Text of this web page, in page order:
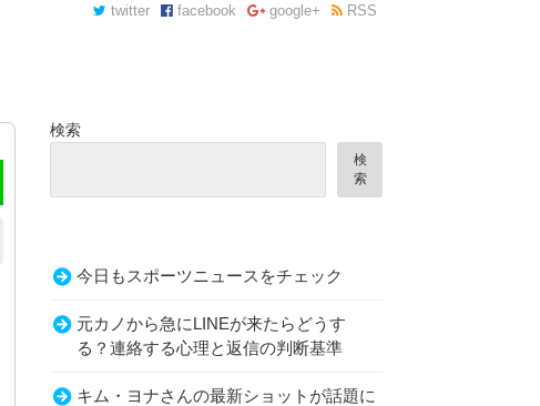
twitter facebook google+ RSS
検索
検
索
今日もスポーツニュースをチェック
元カノから急にLINEが来たらどうす
る？連絡する心理と返信の判断基準
キム・ヨナさんの最新ショットが話題に